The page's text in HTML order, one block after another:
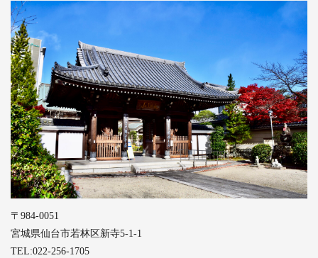
〒984-0051
宮城県仙台市若林区新寺5-1-1
TEL:022-256-1705